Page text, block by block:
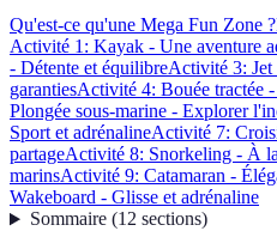
Qu'est-ce qu'une Mega Fun Zone ?
Activité 1: Kayak - Une aventure
- Détente et équilibreActivité 3: Jet
garantiesActivité 4: Bouée tractée
Plongée sous-marine - Explorer
Sport et adrénalineActivité 7:
partageActivité 8: Snorkeling - À
marinsActivité 9: Catamaran -
Wakeboard - Glisse et adrénaline
Sommaire(12 sections)